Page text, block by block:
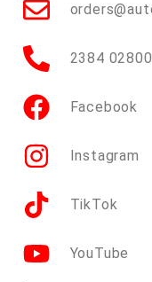
2384
Facebook
Instagram
TikTok
YouTube